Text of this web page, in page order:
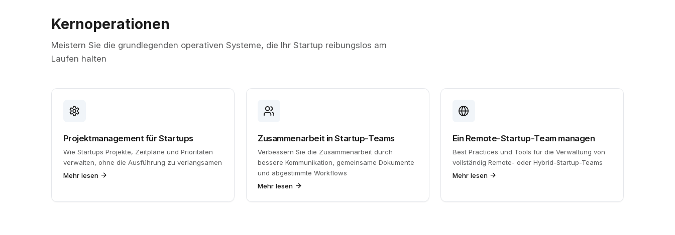
Kernoperationen
Meistern Sie die grundlegenden operativen Systeme, die Ihr Startup reibungslos am
Laufen halten
Projektmanagement für Startups
Wie Startups Projekte, Zeitpläne und Prioritäten
verwalten, ohne die Ausführung zu verlangsamen
Mehr lesen
Zusammenarbeit in Startup-Teams
Verbessern Sie die Zusammenarbeit durch
bessere Kommunikation, gemeinsame Dokumente
und abgestimmte Workflows
Mehr lesen
Ein Remote-Startup-Team managen
Best Practices und Tools für die Verwaltung von
vollständig Remote- oder Hybrid-Startup-Teams
Mehr lesen